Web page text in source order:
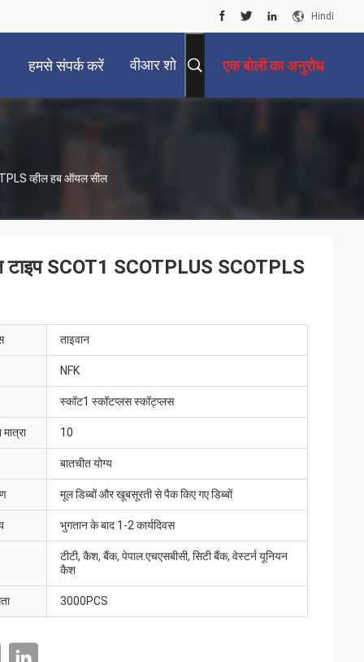
Hindi
हमसे संपर्क करें वीआर शो एक बोली का अनुरोध
व्हील हब ऑयल सील
SCOT1 SCOTPLUS SCOTPLS
ताइवान
NFK
स्कॉट1 स्कॉटप्लस स्कॉट्प्लस
10
बातचीत योग्य
मूल डिब्बों और खूबसूरती से पैक किए गए डिब्बों
भुगतान के बाद 1-2 कार्यदिवस
टीटी, कैश, बैंक, पेपाल.एचएसबीसी, सिटी बैंक, वेस्टर्न यूनियन
कैश
3000PCS